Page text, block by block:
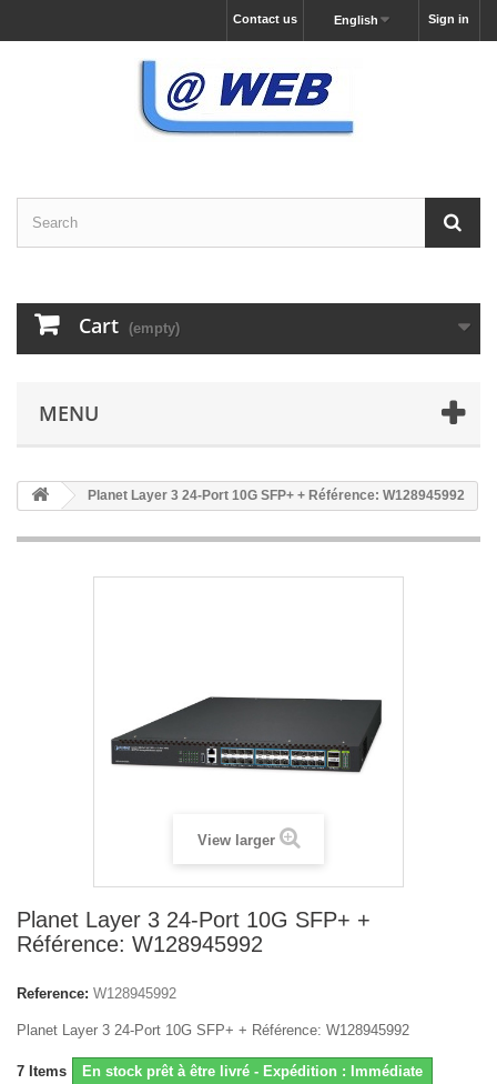
Sign in
English
Contact us
Cart (empty)
MENU
Planet Layer 3 24-Port 10G SFP+ + Référence: W128945992
View larger
Planet Layer 3 24-Port 10G SFP+ +
Référence: W128945992
Reference: W128945992
Planet Layer 3 24-Port 10G SFP+ + Référence: W128945992
7 Items En stock prêt à être livré - Expédition : Immédiate